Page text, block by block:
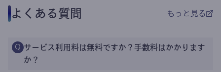
よくある質問 もっと見る
Q サービス利用料は無料ですか？手数料はかかります
か？